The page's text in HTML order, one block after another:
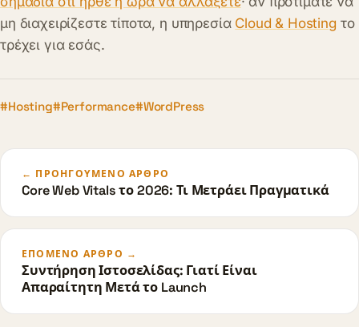
μη διαχειρίζεστε τίποτα, η υπηρεσία Cloud & Hosting το
τρέχει για εσάς.
#Hosting#Performance#WordPress
← ΠΡΟΗΓΟΎΜΕΝΟ ΆΡΘΡΟ
Core Web Vitals το 2026: Τι Μετράει Πραγματικά
ΕΠΌΜΕΝΟ ΆΡΘΡΟ →
Συντήρηση Ιστοσελίδας: Γιατί Είναι
Απαραίτητη Μετά το Launch